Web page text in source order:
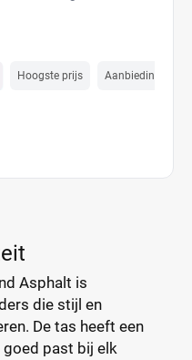
Hoogste prijs Aanbiedings prijs
Asphalt is
die stijl en
De tas heeft een
past bij elk